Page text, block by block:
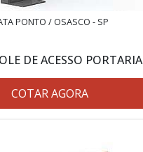
PONTO / OSASCO - SP
DE ACESSO PORTARIA
COTAR AGORA